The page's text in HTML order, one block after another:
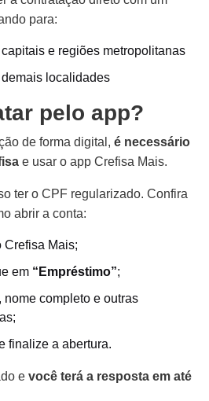
para:
e regiões metropolitanas
localidades
pelo app?
de forma digital, é necessário
e usar o app Crefisa Mais.
ter o CPF regularizado. Confira
abrir a conta:
Crefisa Mais;
em “Empréstimo”;
nome completo e outras
finalize a abertura.
e você terá a resposta em até